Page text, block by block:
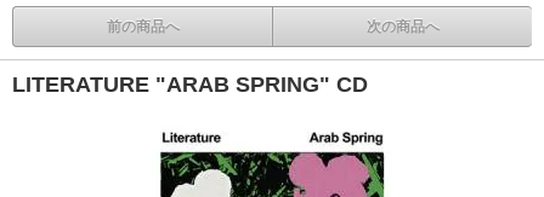
前の商品へ 次の商品へ
LITERATURE "ARAB SPRING" CD